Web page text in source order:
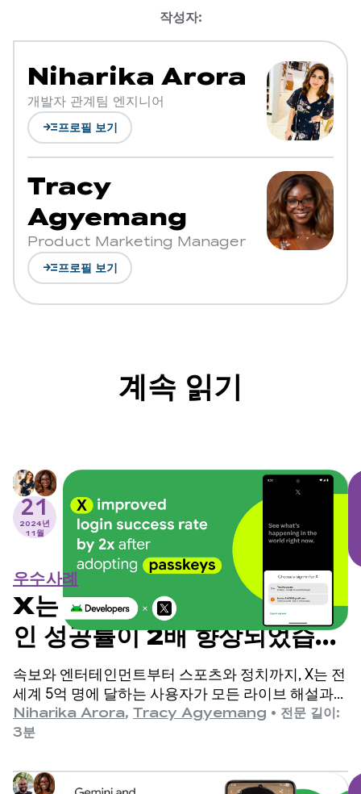
작성자:
Niharika Arora
개발자 관계팀 엔지니어
read_more프로필 보기
Tracy
Agyemang
Product Marketing Manager
read_more프로필 보기
계속 읽기
21
2024년
11월
우수사례
X는 패스키를 도입한 후 로그
인 성공률이 2배 향상되었습니
다.
속보와 엔터테인먼트부터 스포츠와 정치까지, X는 전
세계 5억 명에 달하는 사용자가 모든 라이브 해설과
함께 전체 스토리를 파악할 수 있도록 지원하는 소셜
미디어 앱입니다.
Niharika Arora, Tracy Agyemang • 전문 길이:
3분